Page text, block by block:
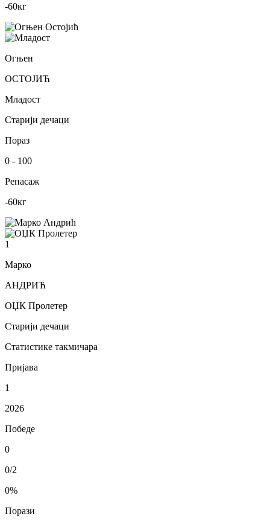
-60кг
Огњен
ОСТОЈИЋ
Младост
Старији дечаци
Пораз
0 - 100
Репасаж
-60кг
1
Марко
АНДРИЋ
ОЏК Пролетер
Старији дечаци
Статистике такмичара
Пријава
1
2026
Победе
0
0/2
0%
Порази